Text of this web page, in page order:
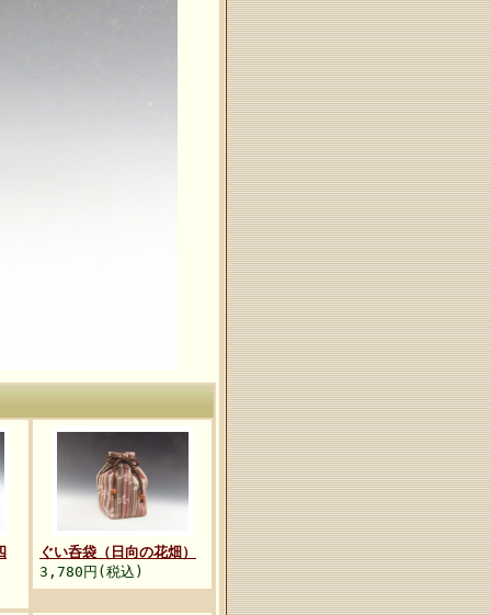
ぐい呑袋（日向の花畑）
3,780円(税込)